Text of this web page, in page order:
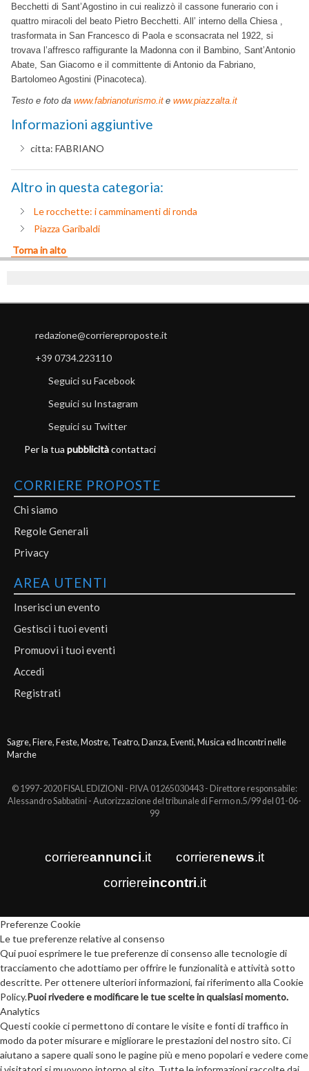
Becchetti di Sant’Agostino in cui realizzò il cassone funerario con i
quattro miracoli del beato Pietro Becchetti. All’ interno della Chiesa ,
trasformata in San Francesco di Paola e sconsacrata nel 1922, si
trovava l’affresco raffigurante la Madonna con il Bambino, Sant’Antonio
Abate, San Giacomo e il committente di Antonio da Fabriano,
Bartolomeo Agostini (Pinacoteca).
Testo e foto da www.fabrianoturismo.it e www.piazzalta.it
Informazioni aggiuntive
citta: FABRIANO
Altro in questa categoria:
Le rocchette: i camminamenti di ronda
Piazza Garibaldi
Torna in alto
redazione@corriereproposte.it
+39 0734.223110
Seguici su Facebook
Seguici su Instagram
Seguici su Twitter
Per la tua pubblicitàcontattaci
CORRIERE PROPOSTE
Chi siamo
Regole Generali
Privacy
AREA UTENTI
Inserisci un evento
Gestisci i tuoi eventi
Promuovi i tuoi eventi
Accedi
Registrati
Sagre, Fiere, Feste, Mostre, Teatro, Danza, Eventi, Musica ed Incontri nelle
Marche
© 1997-2020 FISAL EDIZIONI - P.IVA 01265030443 - Direttore responsabile:
Alessandro Sabbatini - Autorizzazione del tribunale di Fermo n.5/99 del 01-06-
99
corriereannunci.it corrierenews.it
corriereincontri.it
Preferenze Cookie
Le tue preferenze relative al consenso
Qui puoi esprimere le tue preferenze di consenso alle tecnologie di
tracciamento che adottiamo per offrire le funzionalità e attività sotto
descritte. Per ottenere ulteriori informazioni, fai riferimento alla Cookie
Policy.Puoi rivedere e modificare le tue scelte in qualsiasi momento.
Analytics
Questi cookie ci permettono di contare le visite e fonti di traffico in
modo da poter misurare e migliorare le prestazioni del nostro sito. Ci
aiutano a sapere quali sono le pagine più e meno popolari e vedere come